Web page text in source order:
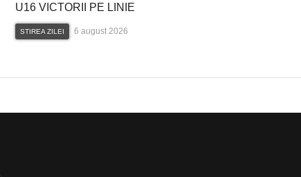
U16 VICTORII PE LINIE
STIREA ZILEI 6 august 2026